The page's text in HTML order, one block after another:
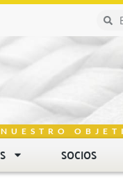
NUESTRO
SOCIOS